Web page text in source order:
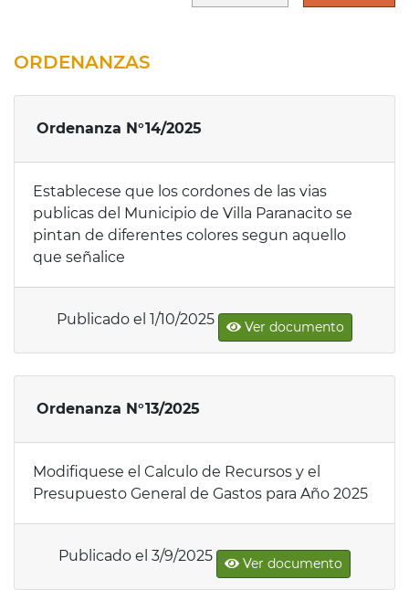
ORDENANZAS
Ordenanza N°14/2025
Establecese que los cordones de las vias
publicas del Municipio de Villa Paranacito se
pintan de diferentes colores segun aquello
que señalice
Publicado el 1/10/2025 Ver documento
Ordenanza N°13/2025
Modifiquese el Calculo de Recursos y el
Presupuesto General de Gastos para Año 2025
Publicado el 3/9/2025 Ver documento